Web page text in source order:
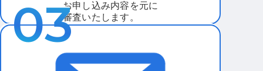
お申し込み内容を元に
審査いたします。